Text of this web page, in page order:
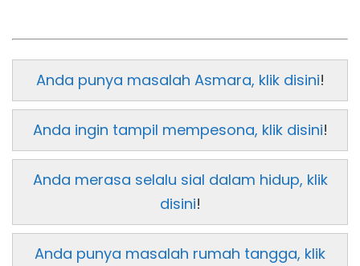
Anda punya masalah Asmara, klik disini!
Anda ingin tampil mempesona, klik disini!
Anda merasa selalu sial dalam hidup, klik
disini!
Anda punya masalah rumah tangga, klik